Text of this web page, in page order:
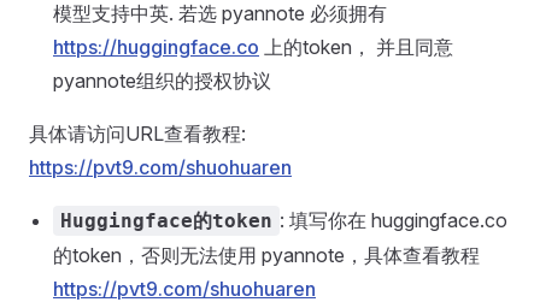
模型支持中英. 若选 pyannote 必须拥有
https://huggingface.co 上的token， 并且同意
pyannote组织的授权协议
具体请访问URL查看教程:
https://pvt9.com/shuohuaren
Huggingface的token : 填写你在 huggingface.co
的token，否则无法使用 pyannote，具体查看教程
https://pvt9.com/shuohuaren